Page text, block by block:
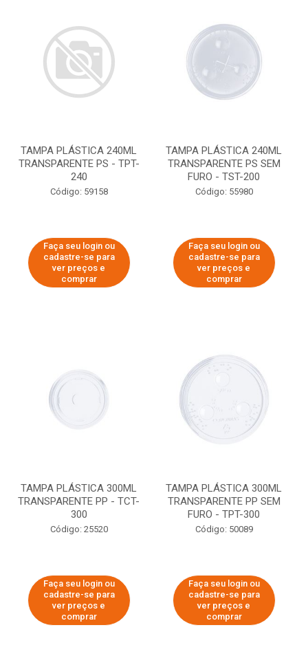
TAMPA PLÁSTICA 240ML
TRANSPARENTE PS - TPT-
240
Código: 59158
Faça seu login ou
cadastre-se para
ver preços e
comprar
TAMPA PLÁSTICA 240ML
TRANSPARENTE PS SEM
FURO - TST-200
Código: 55980
Faça seu login ou
cadastre-se para
ver preços e
comprar
TAMPA PLÁSTICA 300ML
TRANSPARENTE PP - TCT-
300
Código: 25520
Faça seu login ou
cadastre-se para
ver preços e
comprar
TAMPA PLÁSTICA 300ML
TRANSPARENTE PP SEM
FURO - TPT-300
Código: 50089
Faça seu login ou
cadastre-se para
ver preços e
comprar